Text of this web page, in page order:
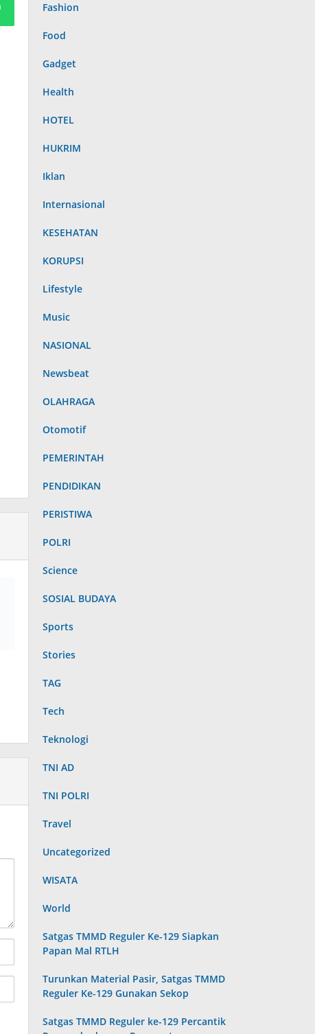
Fashion
Food
Gadget
Health
HOTEL
HUKRIM
Iklan
Internasional
KESEHATAN
KORUPSI
Lifestyle
Music
NASIONAL
Newsbeat
OLAHRAGA
Otomotif
PEMERINTAH
PENDIDIKAN
PERISTIWA
POLRI
Science
SOSIAL BUDAYA
Sports
Stories
TAG
Tech
Teknologi
TNI AD
TNI POLRI
Travel
Uncategorized
WISATA
World
Satgas TMMD Reguler Ke-129 Siapkan
Papan Mal RTLH
Turunkan Material Pasir, Satgas TMMD
Reguler Ke-129 Gunakan Sekop
Satgas TMMD Reguler ke-129 Percantik